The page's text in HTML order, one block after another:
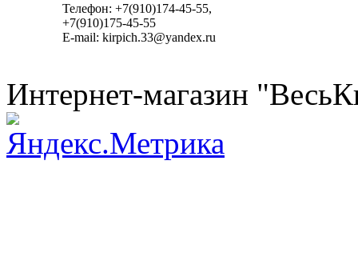
Телефон: +7(910)174-45-55,
+7(910)175-45-55
E-mail: kirpich.33@yandex.ru
Интернет-магазин